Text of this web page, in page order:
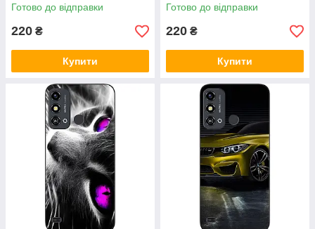
Готово до відправки
220 ₴
Купити
Готово до відправки
220 ₴
Купити